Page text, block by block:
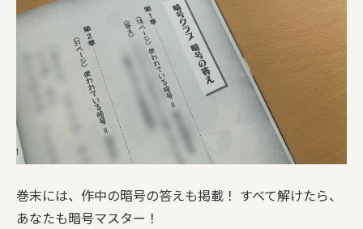
巻末には、作中の暗号の答えも掲載！ すべて解けたら、
あなたも暗号マスター！